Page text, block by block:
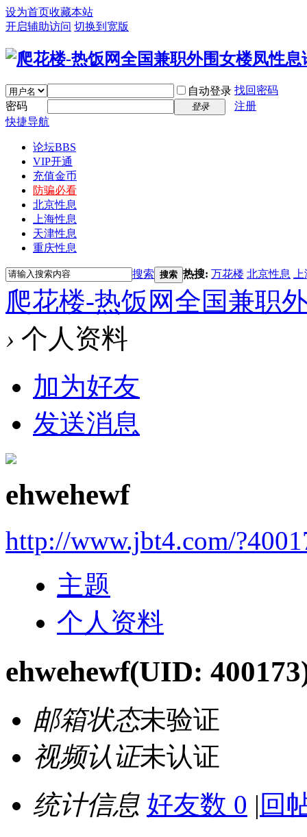
设为首页收藏本站
开启辅助访问 切换到宽版
自动登录 找回密码
密码
登录
注册
快捷导航
论坛BBS
VIP开通
充值金币
防骗必看
北京性息
上海性息
天津性息
重庆性息
搜索 搜索 热搜: 万花楼 北京性息
爬花楼-热饭网全国兼职
› 个人资料
加为好友
发送消息
ehwehewf
http://www.jbt4.com/
主题
个人资料
ehwehewf(UID:
邮箱状态未验证
视频认证未认证
统计信息 好友数 0 | 回